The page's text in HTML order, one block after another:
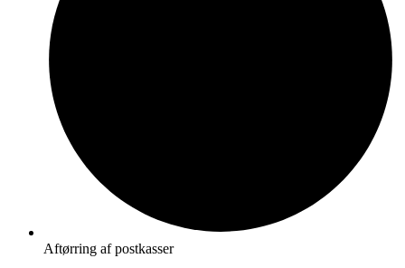
Aftørring af postkasser